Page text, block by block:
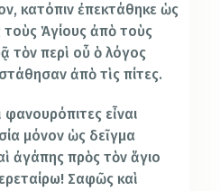
κατόπιν ἐπεκτάθηκε ὡς
Ἁγίους ἀπὸ τοὺς
τὸν περὶ οὗ ὁ λόγος
ἀπὸ τὶς πίτες.
εἶναι
μόνον ὡς δεῖγμα
ἀγάπης πρὸς τὸν ἅγιο
Σαφῶς καὶ